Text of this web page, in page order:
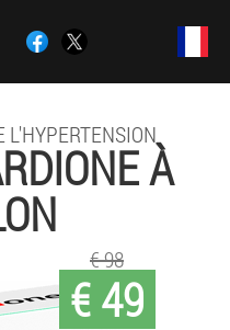
L'HYPERTENSION
À
€ 49
€ 98